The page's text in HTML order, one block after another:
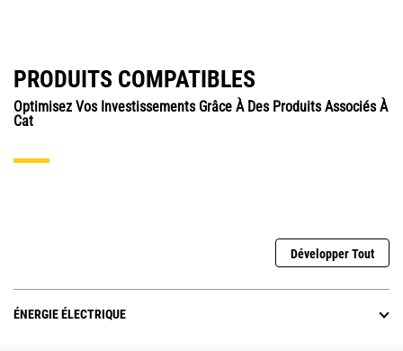
PRODUITS COMPATIBLES
Optimisez Vos Investissements Grâce À Des Produits Associés À
Cat
Développer Tout
ÉNERGIE ÉLECTRIQUE